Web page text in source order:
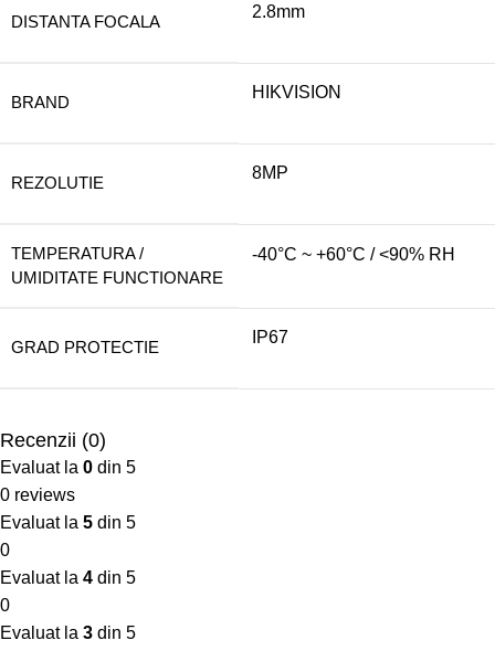
DISTANTA FOCALA
2.8mm
BRAND
HIKVISION
REZOLUTIE
8MP
TEMPERATURA /
UMIDITATE FUNCTIONARE
-40°C ~ +60°C / <90% RH
GRAD PROTECTIE
IP67
Recenzii (0)
Evaluat la 0 din 5
0 reviews
Evaluat la 5 din 5
0
Evaluat la 4 din 5
0
Evaluat la 3 din 5